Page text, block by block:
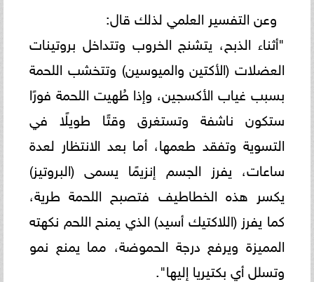
​وعن التفسير العلمي لذلك قال:
​"أثناء الذبح، يتشنج الخروب وتتداخل بروتينات
العضلات (الأكتين والميوسين) وتتخشب اللحمة
بسبب غياب الأكسجين، وإذا طُهيت اللحمة فورًا
ستكون ناشفة وتستغرق وقتًا طويلًا في
التسوية وتفقد طعمها، أما بعد الانتظار لعدة
ساعات، يفرز الجسم إنزيمًا يسمى (البروتيز)
يكسر هذه الخطاطيف فتصبح اللحمة طرية،
كما يفرز (اللاكتيك أسيد) الذي يمنح اللحم نكهته
المميزة ويرفع درجة الحموضة، مما يمنع نمو
وتسلل أي بكتيريا إليها".